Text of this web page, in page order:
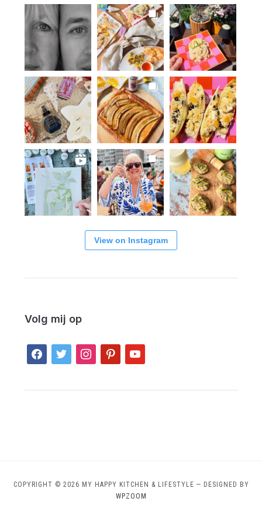
View on Instagram
Volg mij op
facebook
twitter instagrampinterestyoutube
COPYRIGHT © 2026 MY HAPPY KITCHEN & LIFESTYLE — DESIGNED BY
WPZOOM